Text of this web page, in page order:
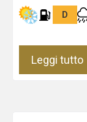
D
Leggi tutto